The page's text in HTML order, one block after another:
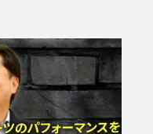
かみがありつい
れも堀江教授の
す